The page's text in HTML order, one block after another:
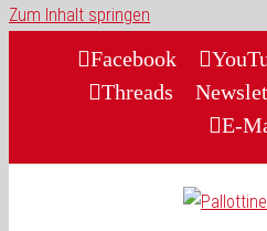
Zum Inhalt springen
Facebook
Threads
E-